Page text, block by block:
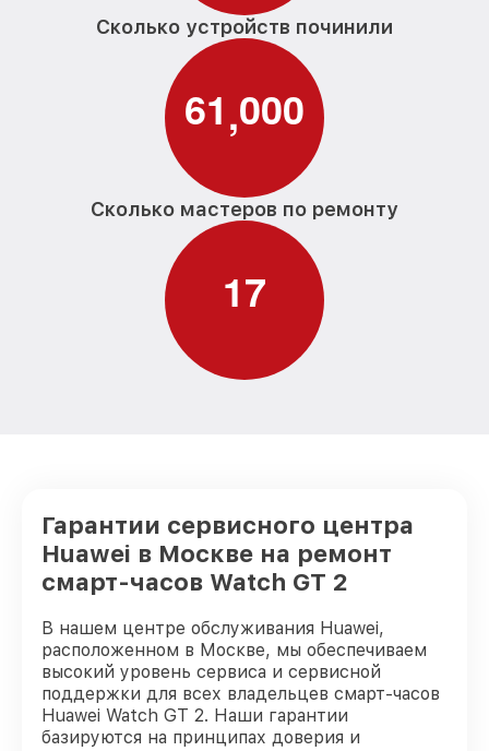
Сколько устройств починили
61,000
Сколько мастеров по ремонту
17
Гарантии сервисного центра
Huawei в Москве на ремонт
смарт-часов Watch GT 2
В нашем центре обслуживания Huawei,
расположенном в Москве, мы обеспечиваем
высокий уровень сервиса и сервисной
поддержки для всех владельцев смарт-часов
Huawei Watch GT 2. Наши гарантии
базируются на принципах доверия и